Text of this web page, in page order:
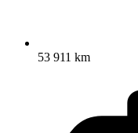
53 911 km